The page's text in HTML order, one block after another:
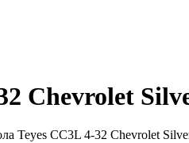
Chevrolet
Teyes CC3L 4-32 Chevrolet